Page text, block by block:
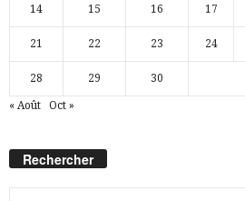
14 15 16 17
21 22 23 24
28 29 30
« Août Oct »
Rechercher